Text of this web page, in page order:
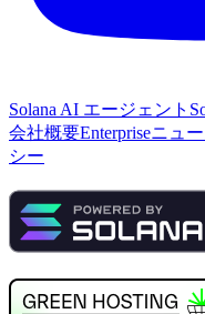
Solana AI エージェント
会社概要Enterpriseニュ
シー